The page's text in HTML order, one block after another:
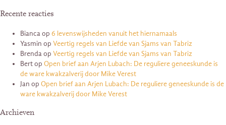
Recente reacties
Biancaop 6 levenswijsheden vanuit het hiernamaals
Yasmin op Veertig regels van Liefde van Sjams van Tabriz
Brendaop Veertig regels van Liefde van Sjams van Tabriz
Bertop Open brief aan Arjen Lubach: De reguliere geneeskunde is
de ware kwakzalverij door Mike Verest
Jan op Open brief aan Arjen Lubach: De reguliere geneeskunde is de
ware kwakzalverij door Mike Verest
Archieven